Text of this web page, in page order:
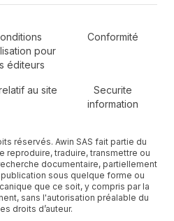
pour
éditeurs
Conformité
au site
Securite
information
réservés. Awin SAS fait partie du
reproduire, traduire, transmettre ou
documentaire, partiellement
sous quelque forme ou
que ce soit, y compris par la
sans l'autorisation préalable du
droits d’auteur.